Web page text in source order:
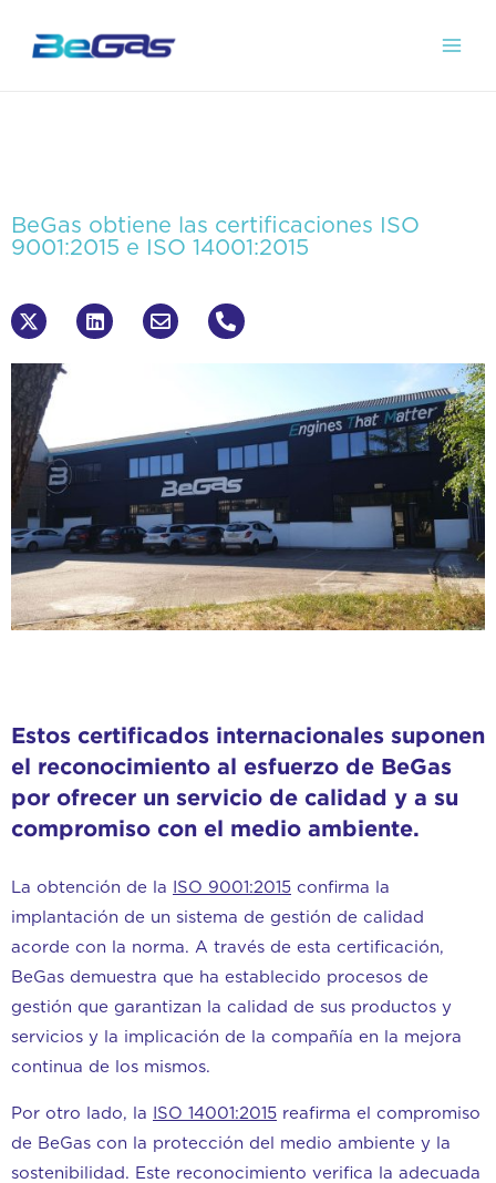
BeGas obtiene las certificaciones ISO
9001:2015 e ISO 14001:2015
Estos certificados internacionales suponen
el reconocimiento al esfuerzo de BeGas
por ofrecer un servicio de calidad y a su
compromiso con el medio ambiente.
La obtención de la ISO 9001:2015 confirma la
implantación de un sistema de gestión de calidad
acorde con la norma. A través de esta certificación,
BeGas demuestra que ha establecido procesos de
gestión que garantizan la calidad de sus productos y
servicios y la implicación de la compañía en la mejora
continua de los mismos.
Por otro lado, la ISO 14001:2015 reafirma el compromiso
de BeGas con la protección del medio ambiente y la
sostenibilidad. Este reconocimiento verifica la adecuada